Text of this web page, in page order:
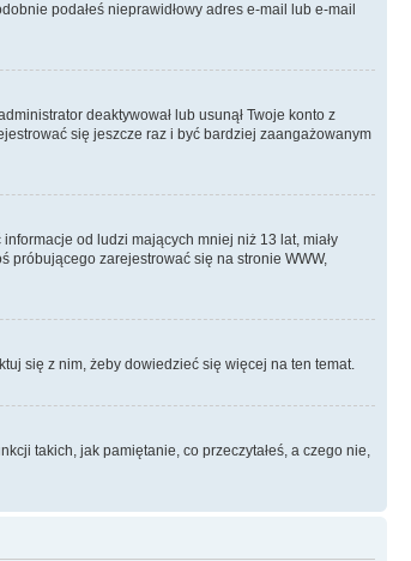
podałeś nieprawidłowy adres e-mail lub e-mail
deaktywował lub usunął Twoje konto z
się jeszcze raz i być bardziej zaangażowanym
od ludzi mających mniej niż 13 lat, miały
próbującego zarejestrować się na stronie WWW,
się z nim, żeby dowiedzieć się więcej na ten temat.
takich, jak pamiętanie, co przeczytałeś, a czego nie,